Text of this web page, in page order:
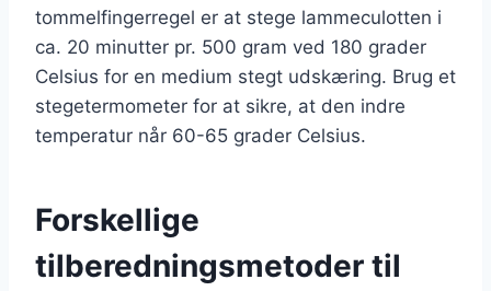
tommelfingerregel er at stege lammeculotten i
ca. 20 minutter pr. 500 gram ved 180 grader
Celsius for en medium stegt udskæring. Brug et
stegetermometer for at sikre, at den indre
temperatur når 60-65 grader Celsius.
Forskellige
tilberedningsmetoder til